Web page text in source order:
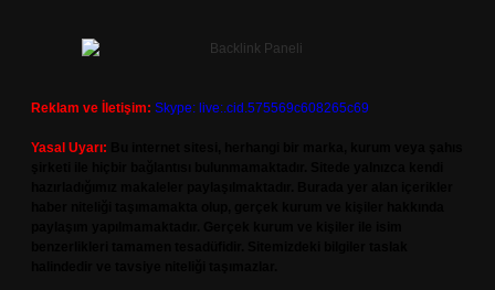
Reklam ve İletişim: Skype: live:.cid.575569c608265c69
Yasal Uyarı: